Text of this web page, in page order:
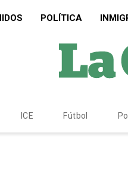
POLÍTICA
ICE Fútbol